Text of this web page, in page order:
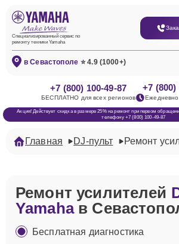
Специализированный сервис по
ремонту техники Yamaha
в Севастополе ⭐ 4.9 (1000+)
+7 (800) 100-49-87
БЕСПЛАТНО для всех регионов
+7 (800)
Акция! Действует скидка в размере 25% на ремонт при первом
телефону +7 (800) 100-49-87
Главная DJ-пульт Ремонт
Ремонт усилителей
Yamahaв
Бесплатная диагностика